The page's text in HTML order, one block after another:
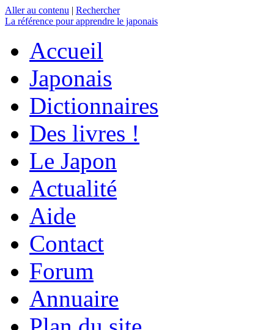
Aller au contenu | Rechercher
La référence pour apprendre le japonais
Accueil
Japonais
Dictionnaires
Des livres !
Le Japon
Actualité
Aide
Contact
Forum
Annuaire